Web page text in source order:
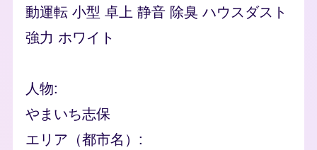
動運転 小型 卓上 静音 除臭 ハウスダスト
強力 ホワイト
人物
やまいち志保
エリア（都市名）